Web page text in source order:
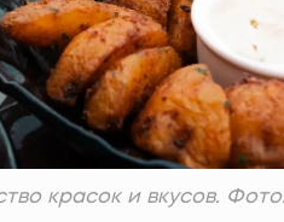
красок и вкусов.